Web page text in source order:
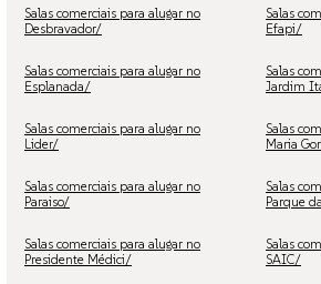
Salas comerciais para alugar no
Desbravador/
Salas
Efapi/
Salas comerciais para alugar no
Esplanada/
Salas
Jardim
Salas comerciais para alugar no
Lider/
Salas
Maria
Salas comerciais para alugar no
Paraiso/
Salas
Parque
Salas comerciais para alugar no
Presidente Médici/
Salas
SAIC/